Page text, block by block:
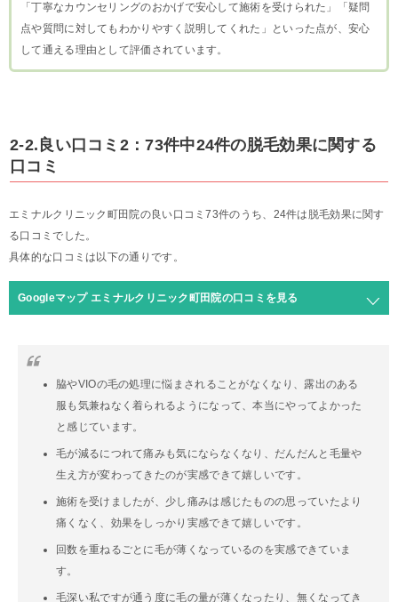
「丁寧なカウンセリングのおかげで安心して施術を受けられた」「疑問
点や質問に対してもわかりやすく説明してくれた」といった点が、安心
して通える理由として評価されています。
2-2.良い口コミ2：73件中24件の脱毛効果に関する
口コミ
エミナルクリニック町田院の良い口コミ73件のうち、24件は脱毛効果に関す
る口コミでした。
具体的な口コミは以下の通りです。
Googleマップ エミナルクリニック町田院の口コミを見る
脇やVIOの毛の処理に悩まされることがなくなり、露出のある
服も気兼ねなく着られるようになって、本当にやってよかった
と感じています。
毛が減るにつれて痛みも気にならなくなり、だんだんと毛量や
生え方が変わってきたのが実感できて嬉しいです。
施術を受けましたが、少し痛みは感じたものの思っていたより
痛くなく、効果をしっかり実感できて嬉しいです。
回数を重ねるごとに毛が薄くなっているのを実感できていま
す。
毛深い私ですが通う度に毛の量が薄くなったり、無くなってき